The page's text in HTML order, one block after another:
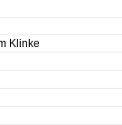
Klinke